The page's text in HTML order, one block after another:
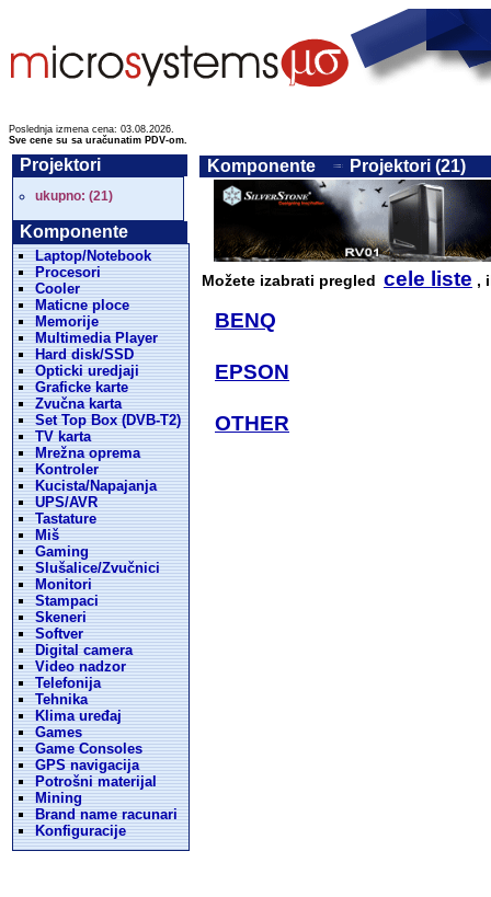
Poslednja izmena cena: 03.08.2026.
Sve cene su sa uračunatim PDV-om.
Projektori
ukupno: (21)
Komponente
Laptop/Notebook
Procesori
Cooler
Maticne ploce
Memorije
Multimedia Player
Hard disk/SSD
Opticki uredjaji
Graficke karte
Zvučna karta
Set Top Box (DVB-T2)
TV karta
Mrežna oprema
Kontroler
Kucista/Napajanja
UPS/AVR
Tastature
Miš
Gaming
Slušalice/Zvučnici
Monitori
Stampaci
Skeneri
Softver
Digital camera
Video nadzor
Telefonija
Tehnika
Klima uređaj
Games
Game Consoles
GPS navigacija
Potrošni materijal
Mining
Brand name racunari
Konfiguracije
Komponente Projektori (21)
Možete izabrati pregled cele liste ,
BENQ
EPSON
OTHER